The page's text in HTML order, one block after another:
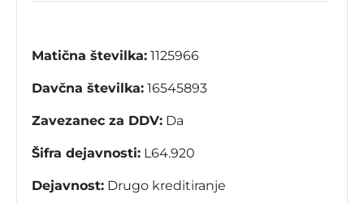
Matična številka: 1125966
Davčna številka: 16545893
Zavezanec za DDV: Da
Šifra dejavnosti: L64.920
Dejavnost: Drugo kreditiranje